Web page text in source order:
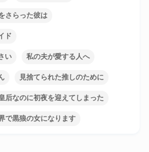
さらった彼は
ド
い 私の夫が愛する人へ
見捨てられた推しのために
后なのに初夜を迎えてしまった
で黒狼の女になります